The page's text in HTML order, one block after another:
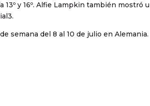
y 16º. Alfie Lampkin también mostró
semana del 8 al 10 de julio en Alemania.